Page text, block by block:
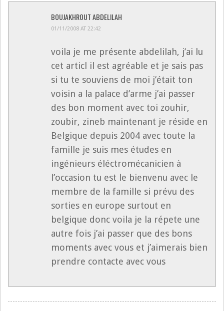
BOUJAKHROUT ABDELILAH
01/11/2008 AT 22:42
voila je me présente abdelilah, j’ai lu
cet articl il est agréable et je sais pas
si tu te souviens de moi j’était ton
voisin a la palace d’arme j’ai passer
des bon moment avec toi zouhir,
zoubir, zineb maintenant je réside en
Belgique depuis 2004 avec toute la
famille je suis mes études en
ingénieurs éléctromécanicien à
l’occasion tu est le bienvenu avec le
membre de la famille si prévu des
sorties en europe surtout en
belgique donc voila je la répete une
autre fois j’ai passer que des bons
moments avec vous et j’aimerais bien
prendre contacte avec vous